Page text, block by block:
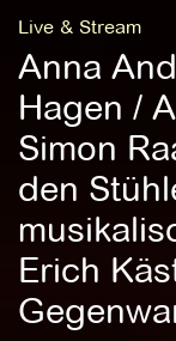
Live & Stream
Anna
Hagen /
Simon
den
Erich